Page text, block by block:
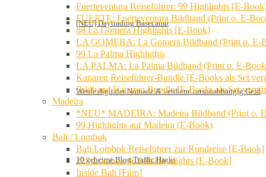
[NEU] Daytrading Basecamp
Werde digitaler Nomade & verdiene ortsunabhängig Geld
10 geheime Blog Traffic Hacks
Fuerteventura Reiseführer: 99 Highlights [E-
FUERTE: Fuerteventura Bildband (Print o. E-
88 La Gomera Highlights [E-Book]
LA GOMERA: La Gomera Bildband (Print o. E-
99 La Palma Highlights
LA PALMA: La Palma Bildband (Print o. E-
Kanaren Reiseführer-Bundle [E-Books als Set
Bildband Kanaren Bundle [E-Books als Set
Madeira
*NEU* MADEIRA: Madeira Bildband (Print o.
99 Highlights auf Madeira (E-Book)
Bali / Lombok
Bali Lombok Reiseführer zur Rundreise [E-Book]
222 Lombok & Bali Highlights [E-Book]
Inside Bali [Film]